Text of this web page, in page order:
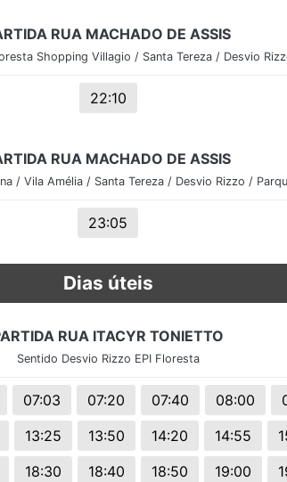
RUA MACHADO DE ASSIS
Shopping Villagio / Santa Tereza / Desvio
22:10
RUA MACHADO DE ASSIS
/ Vila Amélia / Santa Tereza / Desvio Rizzo /
23:05
Dias úteis
RUA ITACYR TONIETTO
Sentido Desvio Rizzo EPI Floresta
07:03 07:20 07:40 08:00
13:25 13:50 14:20 14:55
18:30 18:40 18:50 19:00